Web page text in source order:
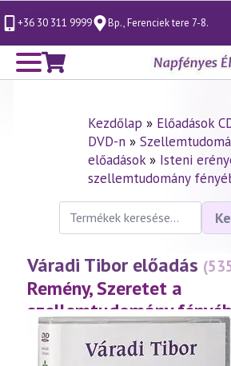
+36 30 311 9999 Bp., Ferenciek tere 7-8.
Kezdőlap » Előadások
DVD-n»
előadások» Isteni
szellemtudomány
Keresés
következőre:
Váradi Tibor előadás
Remény, Szeretet a
szellemtudomány
(2010.01.09.)